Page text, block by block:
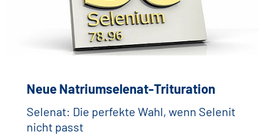
Neue Natriumselenat-Trituration
Selenat: Die perfekte Wahl, wenn Selenit
nicht passt